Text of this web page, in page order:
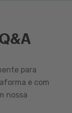
para
e com
nossa